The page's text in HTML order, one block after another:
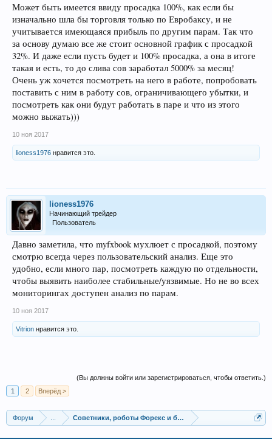
Может быть имеется ввиду просадка 100%, как если бы
изначально шла бы торговля только по Евробаксу, и не
учитывается имеющаяся прибыль по другим парам. Так что
за основу думаю все же стоит основной график с просадкой
32%. И даже если пусть будет и 100% просадка, а она в итоге
такая и есть, то до слива сов заработал 5000% за месяц!
Очень уж хочется посмотреть на него в работе, попробовать
поставить с ним в работу сов, ограничивающего убытки, и
посмотреть как они будут работать в паре и что из этого
можно выжать)))
10 ноя 2017
lioness1976 нравится это.
lioness1976
Начинающий трейдер
Пользователь
Давно заметила, что myfxbook мухлюет с просадкой, поэтому
смотрю всегда через пользовательский анализ. Еще это
удобно, если много пар, посмотреть каждую по отдельности,
чтобы выявить наиболее стабильные/уязвимые. Но не во всех
мониторингах доступен анализ по парам.
10 ноя 2017
Vitrion нравится это.
(Вы должны войти или зарегистрироваться, чтобы ответить.)
1
2 Вперёд >
Форум ... Советники, роботы Форекс и бинарных опционов